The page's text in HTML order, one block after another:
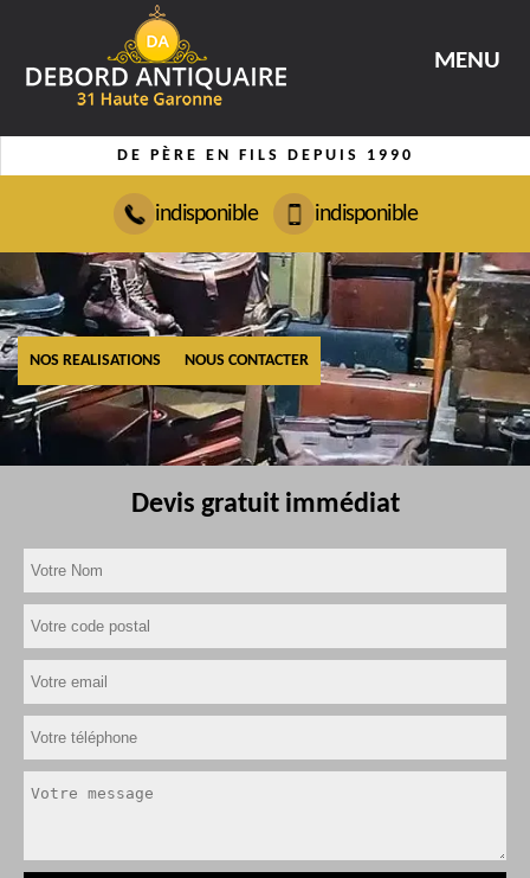
MENU
DE PÈRE EN FILS DEPUIS 1990
indisponible indisponible
NOS REALISATIONS NOUS CONTACTER
Devis gratuit immédiat